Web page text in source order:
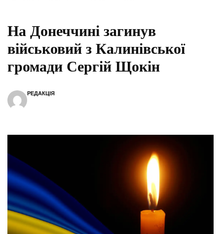
На Донеччині загинув
військовий з Калинівської
громади Сергій Щокін
РЕДАКЦІЯ